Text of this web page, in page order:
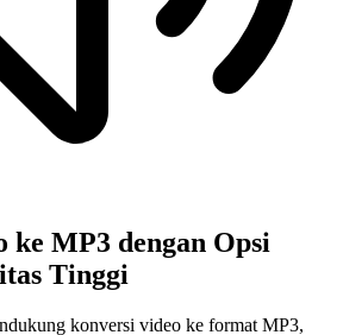
ke MP3 dengan Opsi
Tinggi
konversi video ke format MP3,